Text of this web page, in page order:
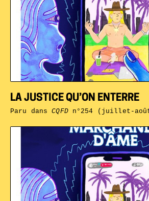
LA JUSTICE QU’ON ENTERRE
Paru dansCQFDn°254 (juillet-août